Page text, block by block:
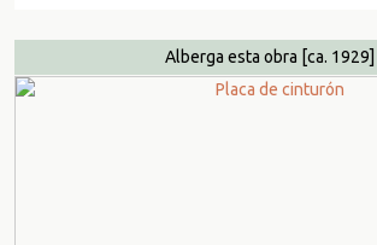
Alberga esta obra [ca. 1929]